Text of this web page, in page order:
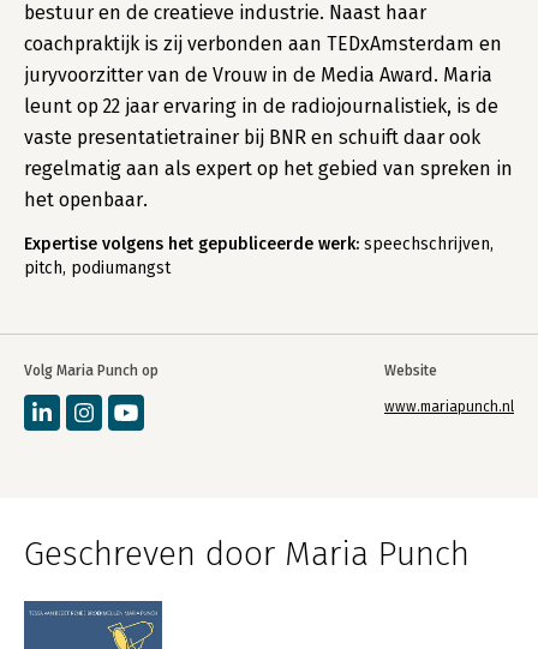
Volg Maria Punch op Website
www.mariapunch.nl
bestuur en de creatieve industrie. Naast haar
coachpraktijk is zij verbonden aan TEDxAmsterdam en
juryvoorzitter van de Vrouw in de Media Award. Maria
leunt op 22 jaar ervaring in de radiojournalistiek, is de
vaste presentatietrainer bij BNR en schuift daar ook
regelmatig aan als expert op het gebied van spreken in
het openbaar.
Expertise volgens het gepubliceerde werk: speechschrijven,
pitch, podiumangst
Geschreven door Maria Punch